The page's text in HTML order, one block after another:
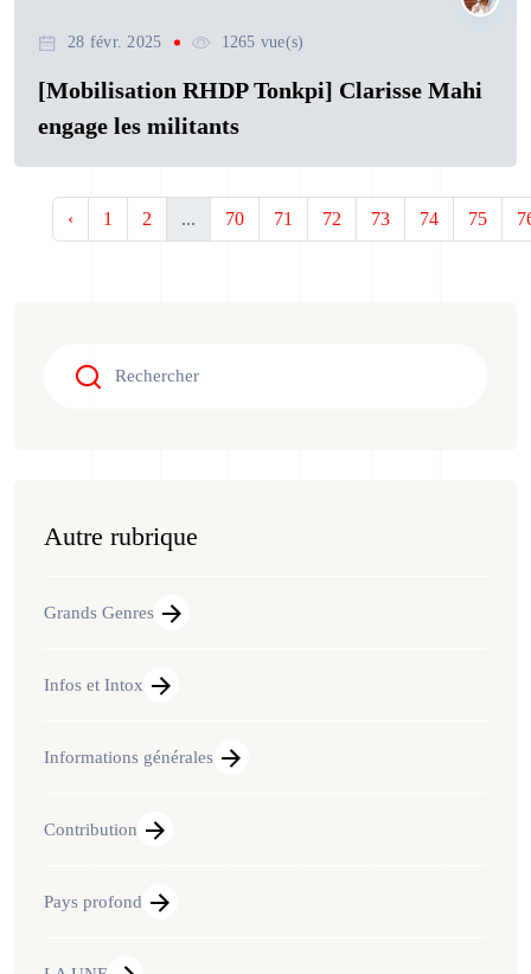
28 févr. 2025 1265 vue(s)
[Mobilisation RHDP Tonkpi] Clarisse Mahi
engage les militants
‹ 1 2 ... 70 71 72 73 74 75
Autre rubrique
Grands Genres
Infos et Intox
Informations générales
Contribution
Pays profond